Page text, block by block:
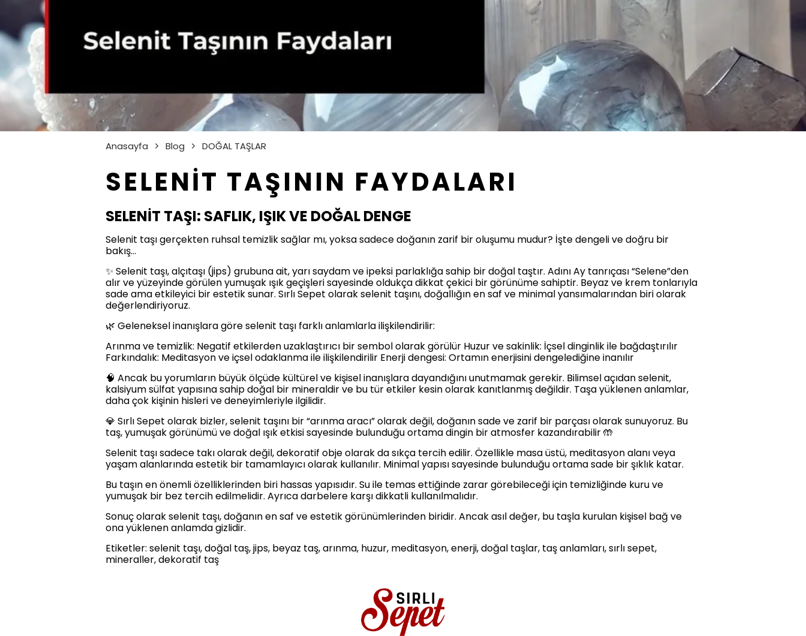
Anasayfa Blog DOĞAL TAŞLAR
SELENİT TAŞININ FAYDALARI
SELENİT TAŞI: SAFLIK, IŞIK VE DOĞAL DENGE
Selenit taşı gerçekten ruhsal temizlik sağlar mı, yoksa sadece doğanın zarif bir oluşumu mudur? İşte dengeli ve doğru bir
bakış…
✨ Selenit taşı, alçıtaşı (jips) grubuna ait, yarı saydam ve ipeksi parlaklığa sahip bir doğal taştır. Adını Ay tanrıçası “Selene”den
alır ve yüzeyinde görülen yumuşak ışık geçişleri sayesinde oldukça dikkat çekici bir görünüme sahiptir. Beyaz ve krem tonlarıyla
sade ama etkileyici bir estetik sunar. Sırlı Sepet olarak selenit taşını, doğallığın en saf ve minimal yansımalarından biri olarak
değerlendiriyoruz.
🌿 Geleneksel inanışlara göre selenit taşı farklı anlamlarla ilişkilendirilir:
Arınma ve temizlik: Negatif etkilerden uzaklaştırıcı bir sembol olarak görülür Huzur ve sakinlik: İçsel dinginlik ile bağdaştırılır
Farkındalık: Meditasyon ve içsel odaklanma ile ilişkilendirilir Enerji dengesi: Ortamın enerjisini dengelediğine inanılır
🧠 Ancak bu yorumların büyük ölçüde kültürel ve kişisel inanışlara dayandığını unutmamak gerekir. Bilimsel açıdan selenit,
kalsiyum sülfat yapısına sahip doğal bir mineraldir ve bu tür etkiler kesin olarak kanıtlanmış değildir. Taşa yüklenen anlamlar,
daha çok kişinin hisleri ve deneyimleriyle ilgilidir.
💎 Sırlı Sepet olarak bizler, selenit taşını bir “arınma aracı” olarak değil, doğanın sade ve zarif bir parçası olarak sunuyoruz. Bu
taş, yumuşak görünümü ve doğal ışık etkisi sayesinde bulunduğu ortama dingin bir atmosfer kazandırabilir 🤲
Selenit taşı sadece takı olarak değil, dekoratif obje olarak da sıkça tercih edilir. Özellikle masa üstü, meditasyon alanı veya
yaşam alanlarında estetik bir tamamlayıcı olarak kullanılır. Minimal yapısı sayesinde bulunduğu ortama sade bir şıklık katar.
Bu taşın en önemli özelliklerinden biri hassas yapısıdır. Su ile temas ettiğinde zarar görebileceği için temizliğinde kuru ve
yumuşak bir bez tercih edilmelidir. Ayrıca darbelere karşı dikkatli kullanılmalıdır.
Sonuç olarak selenit taşı, doğanın en saf ve estetik görünümlerinden biridir. Ancak asıl değer, bu taşla kurulan kişisel bağ ve
ona yüklenen anlamda gizlidir.
Etiketler: selenit taşı, doğal taş, jips, beyaz taş, arınma, huzur, meditasyon, enerji, doğal taşlar, taş anlamları, sırlı sepet,
mineraller, dekoratif taş